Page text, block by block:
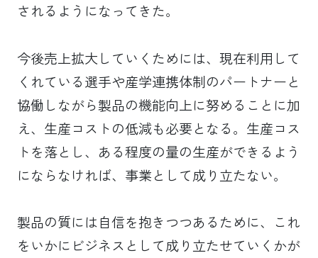
されるようになってきた。
今後売上拡大していくためには、現在利用して
くれている選手や産学連携体制のパートナーと
協働しながら製品の機能向上に努めることに加
え、生産コストの低減も必要となる。生産コス
トを落とし、ある程度の量の生産ができるよう
にならなければ、事業として成り立たない。
製品の質には自信を抱きつつあるために、これ
をいかにビジネスとして成り立たせていくかが